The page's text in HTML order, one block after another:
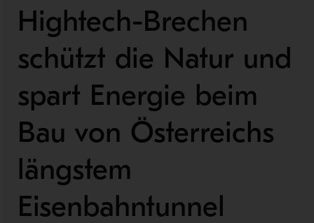
Hightech-Brechen
schützt die Natur und
spart Energie beim
Bau von Österreichs
längstem
Eisenbahntunnel